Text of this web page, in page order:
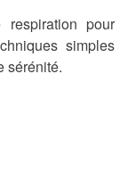
respiration pour
simples
sérénité.